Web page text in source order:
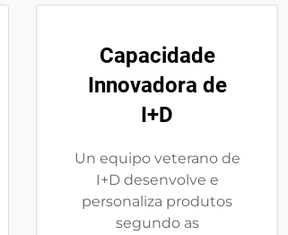
Capacidade
Innovadora de
I+D
Un equipo veterano de
I+D desenvolve e
personaliza produtos
segundo as